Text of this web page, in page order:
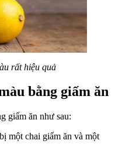
rất hiệu quả
bằng giấm ăn
giấm ăn như sau:
một chai giấm ăn và một